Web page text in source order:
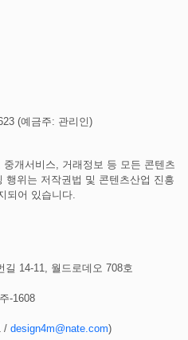
(예금주: 관리인)
개서비스, 거래정보 등 모든 콘텐츠
위는 저작권법 및 콘텐츠산업 진흥
되어 있습니다.
길 14-11, 월드로데오 708호
-1608
/ design4m@nate.com)